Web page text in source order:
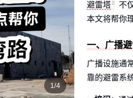
1/4
避雷塔
不
本文将帮你
一、广播
广播设施通
靠的避雷系